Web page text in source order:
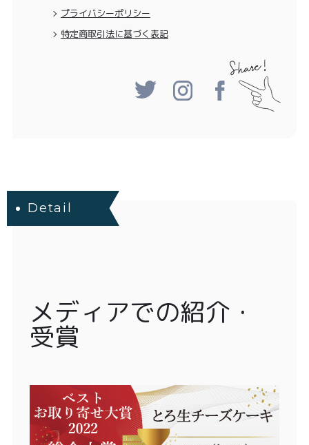
プライバシーポリシー
特定商取引法に基づく表記
Detail
メディアでの紹介・
受賞